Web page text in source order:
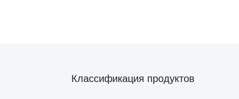
Классификация продуктов